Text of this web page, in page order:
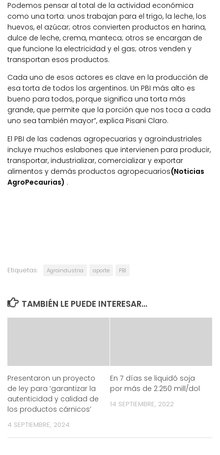
Podemos pensar al total de la actividad económica
como una torta: unos trabajan para el trigo, la leche, los
huevos, el azúcar; otros convierten productos en harina,
dulce de leche, crema, manteca; otros se encargan de
que funcione la electricidad y el gas; otros venden y
transportan esos productos.
Cada uno de esos actores es clave en la producción de
esa torta de todos los argentinos. Un PBI más alto es
bueno para todos, porque significa una torta más
grande, que permite que la porción que nos toca a cada
uno sea también mayor”, explica Pisani Claro.
El PBI de las cadenas agropecuarias y agroindustriales
incluye muchos eslabones que intervienen para producir,
transportar, industrializar, comercializar y exportar
alimentos y demás productos agropecuarios(Noticias
AgroPecaurias) .
Etiquetas: Agroindustria aporte PBI
TAMBIÉN LE PUEDE INTERESAR...
Presentaron un proyecto
de ley para ‘garantizar la
autenticidad y calidad de
los productos cárnicos’
4 SEPTIEMBRE, 2024
En 7 días se liquidó soja
por más de 2.250 mill/dol
14 SEPTIEMBRE, 2022